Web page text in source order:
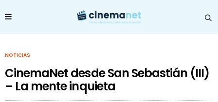
NOTICIAS
CinemaNet desde San Sebastián (III)
– La mente inquieta